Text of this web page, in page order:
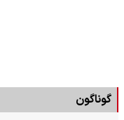
گوناگون